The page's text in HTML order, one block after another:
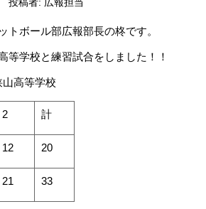
投稿者: 広報担当
トボール部広報部長の柊です。
等学校と練習試合をしました！！
高等学校
2 計
12 20
21 33